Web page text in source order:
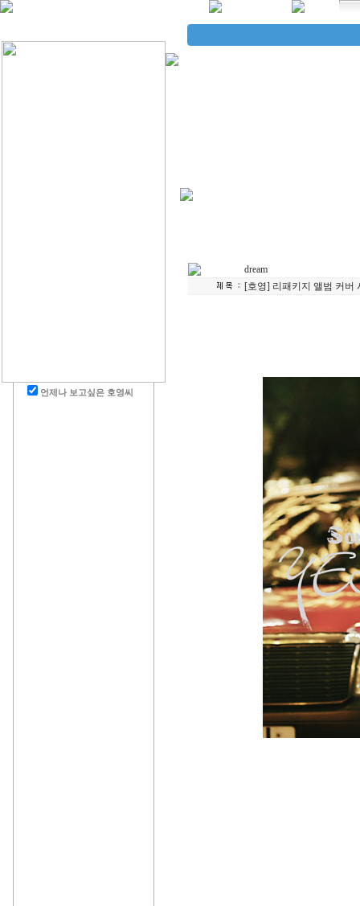
dream
[호영] 리패키지 앨범 커버
언제나 보고싶은 호영씨